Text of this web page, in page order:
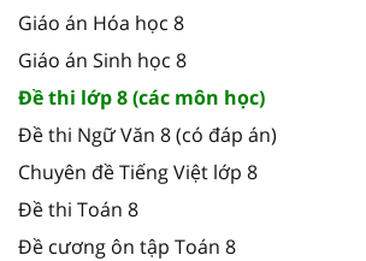
Giáo án Hóa học 8
Giáo án Sinh học 8
Đề thi lớp 8 (các môn học)
Đề thi Ngữ Văn 8 (có đáp án)
Chuyên đề Tiếng Việt lớp 8
Đề thi Toán 8
Đề cương ôn tập Toán 8